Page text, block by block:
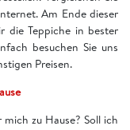
Am Ende dieser
die Teppiche in bester
besuchen Sie uns
Preisen.
zu Hause? Soll ich